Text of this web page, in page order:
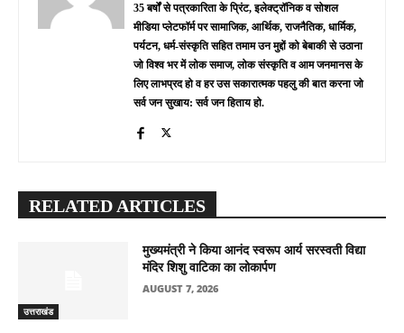
35 बर्षों से पत्रकारिता के प्रिंट, इलेक्ट्रॉनिक व सोशल
मीडिया प्लेटफॉर्म पर सामाजिक, आर्थिक, राजनैतिक, धार्मिक,
पर्यटन, धर्म-संस्कृति सहित तमाम उन मुद्दों को बेबाकी से उठाना
जो विश्व भर में लोक समाज, लोक संस्कृति व आम जनमानस के
लिए लाभप्रद हो व हर उस सकारात्मक पहलु की बात करना जो
सर्व जन सुखाय: सर्व जन हिताय हो.
RELATED ARTICLES
उत्तराखंड
मुख्यमंत्री ने किया आनंद स्वरूप आर्य सरस्वती विद्या
मंदिर शिशु वाटिका का लोकार्पण
AUGUST 7, 2026